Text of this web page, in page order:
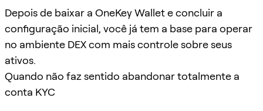
Depois de baixar a OneKey Wallet e concluir a
configuração inicial, você já tem a base para operar
no ambiente DEX com mais controle sobre seus
ativos.
Quando não faz sentido abandonar totalmente a
conta KYC